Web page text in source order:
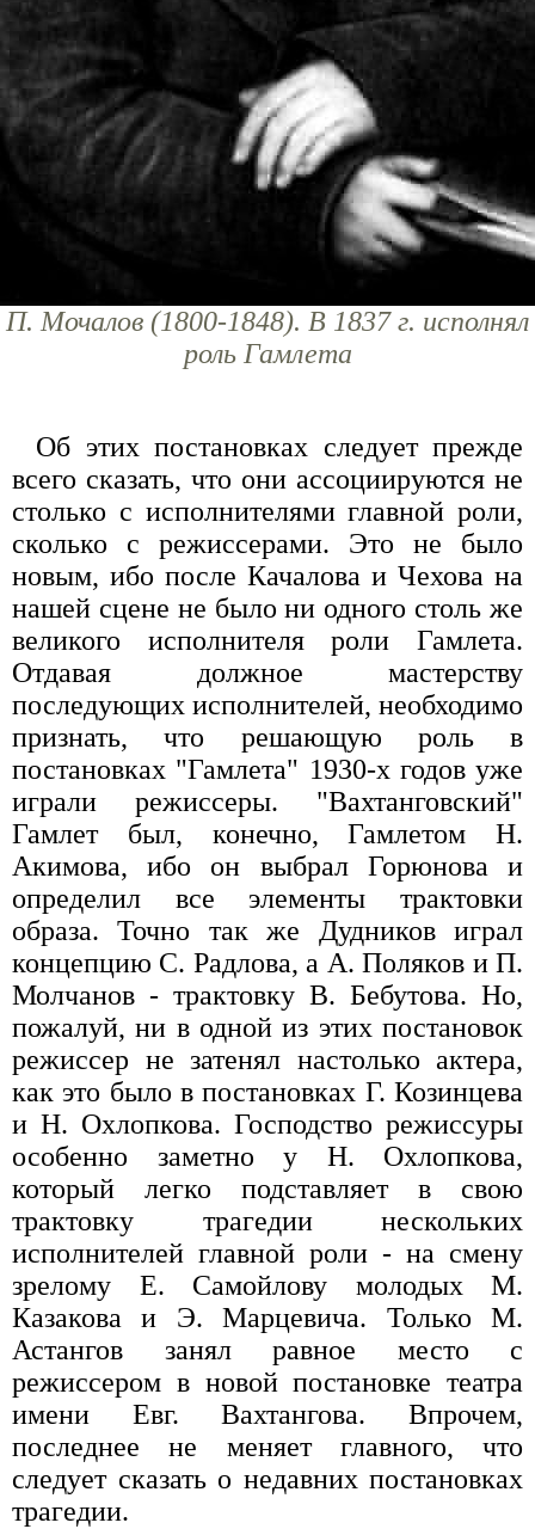
П. Мочалов (1800-1848). В 1837 г. исполнял
роль Гамлета
Об этих постановках следует прежде
всего сказать, что они ассоциируются не
столько с исполнителями главной роли,
сколько с режиссерами. Это не было
новым, ибо после Качалова и Чехова на
нашей сцене не было ни одного столь же
великого исполнителя роли Гамлета.
Отдавая должное мастерству
последующих исполнителей, необходимо
признать, что решающую роль в
постановках "Гамлета" 1930-х годов уже
играли режиссеры. "Вахтанговский"
Гамлет был, конечно, Гамлетом Н.
Акимова, ибо он выбрал Горюнова и
определил все элементы трактовки
образа. Точно так же Дудников играл
концепцию С. Радлова, а А. Поляков и П.
Молчанов - трактовку В. Бебутова. Но,
пожалуй, ни в одной из этих постановок
режиссер не затенял настолько актера,
как это было в постановках Г. Козинцева
и Н. Охлопкова. Господство режиссуры
особенно заметно у Н. Охлопкова,
который легко подставляет в свою
трактовку трагедии нескольких
исполнителей главной роли - на смену
зрелому Е. Самойлову молодых М.
Казакова и Э. Марцевича. Только М.
Астангов занял равное место с
режиссером в новой постановке театра
имени Евг. Вахтангова. Впрочем,
последнее не меняет главного, что
следует сказать о недавних постановках
трагедии.